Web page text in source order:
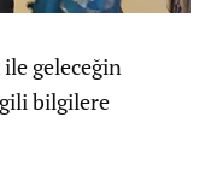
ile geleceğin
bilgilere